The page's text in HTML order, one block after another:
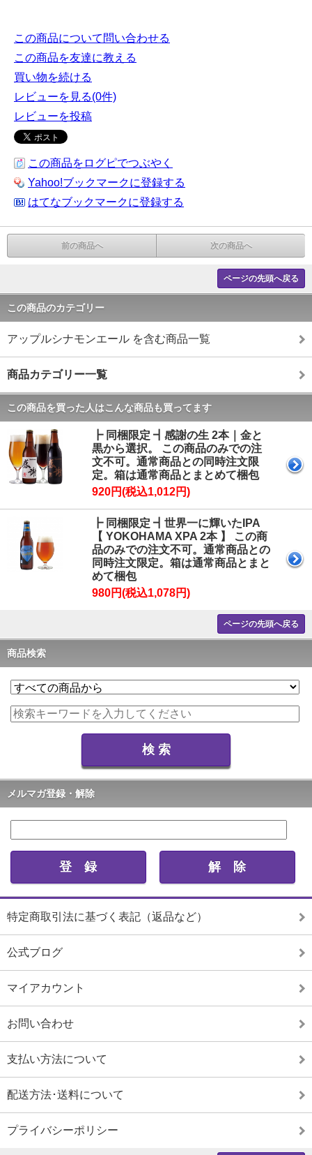
この商品について問い合わせる
この商品を友達に教える
買い物を続ける
レビューを見る(0件)
レビューを投稿
この商品をログピでつぶやく
Yahoo!ブックマークに登録する
はてなブックマークに登録する
前の商品へ 次の商品へ
ページの先頭へ戻る
この商品のカテゴリー
アップルシナモンエール を含む商品一覧
商品カテゴリー一覧
この商品を買った人はこんな商品も買ってます
┣ 同梱限定 ┫感謝の生 2本｜金と
黒から選択。 この商品のみでの注
文不可。通常商品との同時注文限
定。箱は通常商品とまとめて梱包
920円(税込1,012円)
┣ 同梱限定 ┫世界一に輝いたIPA
【 YOKOHAMA XPA 2本 】 この商
品のみでの注文不可。通常商品との
同時注文限定。箱は通常商品とまと
めて梱包
980円(税込1,078円)
ページの先頭へ戻る
商品検索
メルマガ登録・解除
特定商取引法に基づく表記（返品など）
公式ブログ
マイアカウント
お問い合わせ
支払い方法について
配送方法･送料について
プライバシーポリシー